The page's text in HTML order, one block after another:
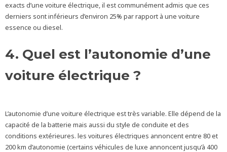
exacts d’une voiture électrique, il est communément admis que ces
derniers sont inférieurs d’environ 25% par rapport à une voiture
essence ou diesel.
4. Quel est l’autonomie d’une
voiture électrique ?
L’autonomie d’une voiture électrique est très variable. Elle dépend de la
capacité de la batterie mais aussi du style de conduite et des
conditions extérieures. les voitures électriques annoncent entre 80 et
200 km d’autonomie (certains véhicules de luxe annoncent jusqu’à 400